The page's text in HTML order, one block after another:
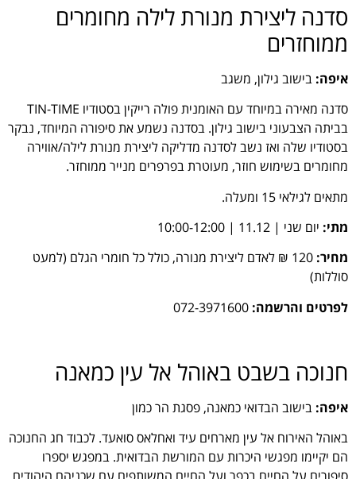
סדנה ליצירת מנורת לילה מחומרים
ממוחזרים
איפה: בישוב גילון, משגב
סדנה מאירה במיוחד עם האומנית פולה רייקין בסטודיו TIN-TIME
בביתה הצבעוני בישוב גילון. בסדנה נשמע את סיפורה המיוחד, נבקר
בסטודיו שלה ואז נשב לסדנה מדליקה ליצירת מנורת לילה/אווירה
מחומרים בשימוש חוזר, מעוטרת בפרפרים מנייר ממוחזר.
מתאים לגילאי 15 ומעלה.
מתי: יום שני | 11.12 | 10:00-12:00
מחיר:
120 ₪ לאדם ליצירת מנורה, כולל כל חומרי הגלם (למעט
סוללות)
לפרטים והרשמה:
חנוכה בשבט באוהל אל עין כמאנה
איפה: בישוב הבדואי כמאנה, פסגת הר כמון
באוהל האירוח אל עין מארחים עיד ואחלאס סואעד. לכבוד חג החנוכה
הם יקיימו מפגשי היכרות עם המורשת הבדואית. במפגש יספרו